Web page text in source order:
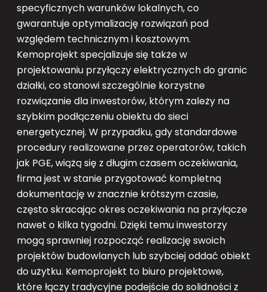
specyficznych warunków lokalnych, co
gwarantuje optymalizację rozwiązań pod
względem technicznym i kosztowym.
Kemoprojekt specjalizuje się także w
projektowaniu przyłączy elektrycznych do granic
działki, co stanowi szczególnie korzystne
rozwiązanie dla inwestorów, którym zależy na
szybkim podłączeniu obiektu do sieci
energetycznej. W przypadku, gdy standardowe
procedury realizowane przez operatorów, takich
jak PGE, wiążą się z długim czasem oczekiwania,
firma jest w stanie przygotować kompletną
dokumentację w znacznie krótszym czasie,
często skracając okres oczekiwania na przyłącze
nawet o kilka tygodni. Dzięki temu inwestorzy
mogą sprawniej rozpocząć realizację swoich
projektów budowlanych lub szybciej oddać obiekt
do użytku. Kemoprojekt to biuro projektowe,
które łączy tradycyjne podejście do solidności z